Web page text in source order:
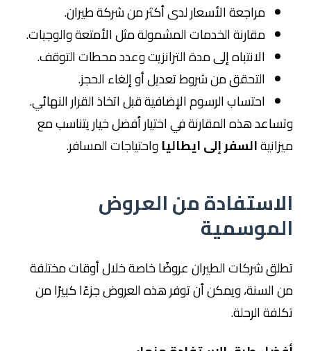
مراجعة الأسعار لدى أكثر من شركة طيران.
مقارنة الخدمات المشمولة مثل الأمتعة والوجبات.
الانتباه إلى مدة الترانزيت وعدد محطات التوقف.
التحقق من شروط تعديل أو إلغاء الحجز.
احتساب الرسوم الإضافية قبل اتخاذ القرار النهائي.
وتساعد هذه المقارنة في اختيار أفضل خيار يتناسب مع
ميزانيةالسفر إلى ايطالياواحتياجات المسافر.
الاستفادة من العروض
الموسمية
تطلق شركات الطيران عروضًا خاصة خلال أوقات مختلفة
من السنة، ويمكن أن توفر هذه العروض جزءًا كبيرًا من
تكلفة الرحلة.